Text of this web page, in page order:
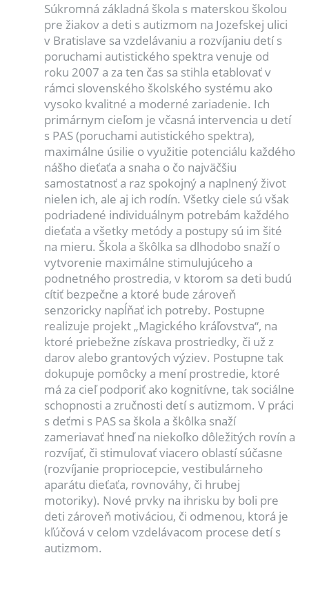
Súkromná základná škola s materskou školou
pre žiakov a deti s autizmom na Jozefskej ulici
v Bratislave sa vzdelávaniu a rozvíjaniu detí s
poruchami autistického spektra venuje od
roku 2007 a za ten čas sa stihla etablovať v
rámci slovenského školského systému ako
vysoko kvalitné a moderné zariadenie. Ich
primárnym cieľom je včasná intervencia u detí
s PAS (poruchami autistického spektra),
maximálne úsilie o využitie potenciálu každého
nášho dieťaťa a snaha o čo najväčšiu
samostatnosť a raz spokojný a naplnený život
nielen ich, ale aj ich rodín. Všetky ciele sú však
podriadené individuálnym potrebám každého
dieťaťa a všetky metódy a postupy sú im šité
na mieru. Škola a škôlka sa dlhodobo snaží o
vytvorenie maximálne stimulujúceho a
podnetného prostredia, v ktorom sa deti budú
cítiť bezpečne a ktoré bude zároveň
senzoricky napĺňať ich potreby. Postupne
realizuje projekt „Magického kráľovstva“, na
ktoré priebežne získava prostriedky, či už z
darov alebo grantových výziev. Postupne tak
dokupuje pomôcky a mení prostredie, ktoré
má za cieľ podporiť ako kognitívne, tak sociálne
schopnosti a zručnosti detí s autizmom. V práci
s deťmi s PAS sa škola a škôlka snaží
zameriavať hneď na niekoľko dôležitých rovín a
rozvíjať, či stimulovať viacero oblastí súčasne
(rozvíjanie propriocepcie, vestibulárneho
aparátu dieťaťa, rovnováhy, či hrubej
motoriky). Nové prvky na ihrisku by boli pre
deti zároveň motiváciou, či odmenou, ktorá je
kľúčová v celom vzdelávacom procese detí s
autizmom.